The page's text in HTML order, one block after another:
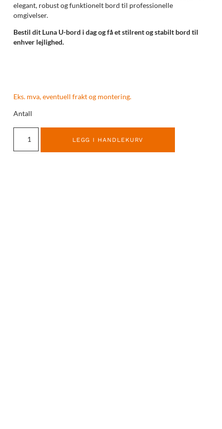
elegant, robust og funktionelt bord til professionelle
omgivelser.
Bestil dit Luna U-bord i dag og få et stilrent og stabilt bord til
enhver lejlighed.
Eks. mva, eventuell frakt og montering.
Antall
LEGG I HANDLEKURV